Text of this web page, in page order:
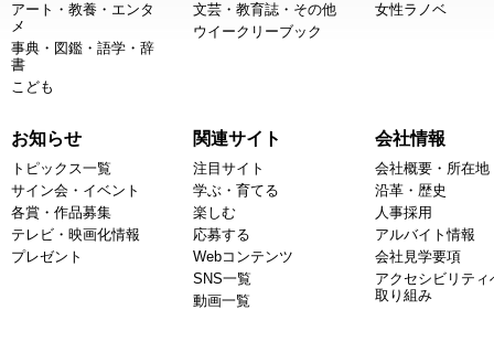
アート・教養・エンタ
メ
事典・図鑑・語学・辞
書
こども
文芸・教育誌・その他
ウイークリーブック
女性ラノベ
お知らせ
トピックス一覧
サイン会・イベント
各賞・作品募集
テレビ・映画化情報
プレゼント
関連サイト
注目サイト
学ぶ・育てる
楽しむ
応募する
Webコンテンツ
SNS一覧
動画一覧
会社情報
会社概要・所在地
沿革・歴史
人事採用
アルバイト情報
会社見学要項
アクセシビリティ
取り組み